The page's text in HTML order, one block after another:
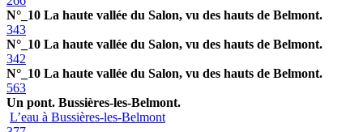
N°_10 La haute vallée du Salon, vu des hauts de Belmont.
343
N°_10 La haute vallée du Salon, vu des hauts de Belmont.
342
N°_10 La haute vallée du Salon, vu des hauts de Belmont.
563
Un pont. Bussières-les-Belmont.
L’eau à Bussières-les-Belmont